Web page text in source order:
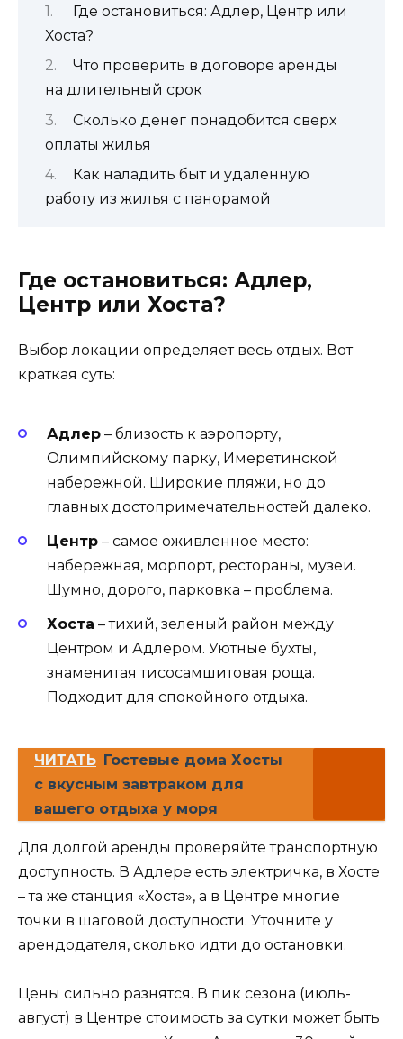
Где остановиться: Адлер, Центр или
Хоста?
Что проверить в договоре аренды
на длительный срок
Сколько денег понадобится сверх
оплаты жилья
Как наладить быт и удаленную
работу из жилья с панорамой
Где остановиться: Адлер,
Центр или Хоста?
Выбор локации определяет весь отдых. Вот
краткая суть:
Адлер – близость к аэропорту,
Олимпийскому парку, Имеретинской
набережной. Широкие пляжи, но до
главных достопримечательностей далеко.
Центр – самое оживленное место:
набережная, морпорт, рестораны, музеи.
Шумно, дорого, парковка – проблема.
Хоста – тихий, зеленый район между
Центром и Адлером. Уютные бухты,
знаменитая тисосамшитовая роща.
Подходит для спокойного отдыха.
ЧИТАТЬ Гостевые дома Хосты
с вкусным завтраком для
вашего отдыха у моря
Для долгой аренды проверяйте транспортную
доступность. В Адлере есть электричка, в Хосте
– та же станция «Хоста», а в Центре многие
точки в шаговой доступности. Уточните у
арендодателя, сколько идти до остановки.
Цены сильно разнятся. В пик сезона (июль-
август) в Центре стоимость за сутки может быть